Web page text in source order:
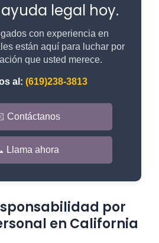
legal hoy.
con experiencia en
están aquí para luchar por
que usted merece.
al: (619)238-3813
Contáctanos
Llama ahora
por
en California